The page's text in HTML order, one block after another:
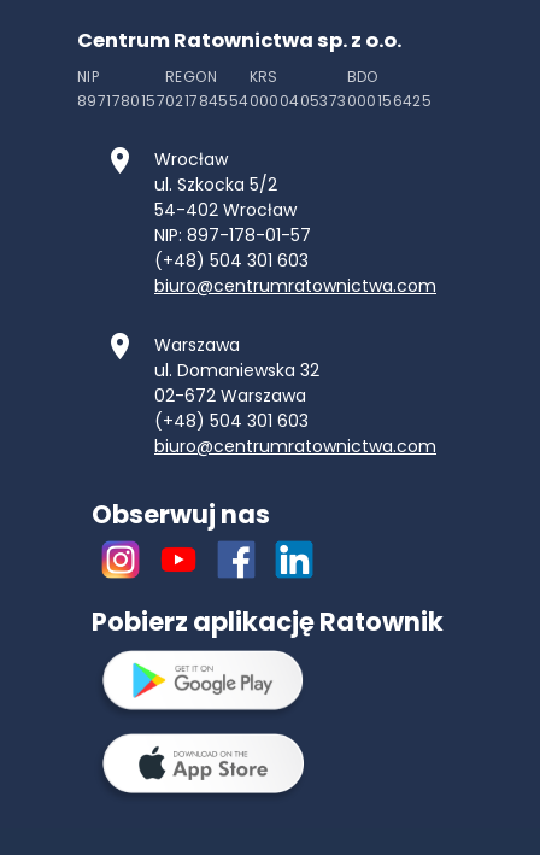
Centrum Ratownictwa sp. z o.o.
NIP
8971780157
REGON
021784554
KRS
0000405373
BDO
000156425
Wrocław
ul. Szkocka 5/2
54-402 Wrocław
NIP: 897-178-01-57
(+48) 504 301 603
biuro@centrumratownictwa.com
Warszawa
ul. Domaniewska 32
02-672 Warszawa
(+48) 504 301 603
biuro@centrumratownictwa.com
Obserwuj nas
Pobierz aplikację Ratownik